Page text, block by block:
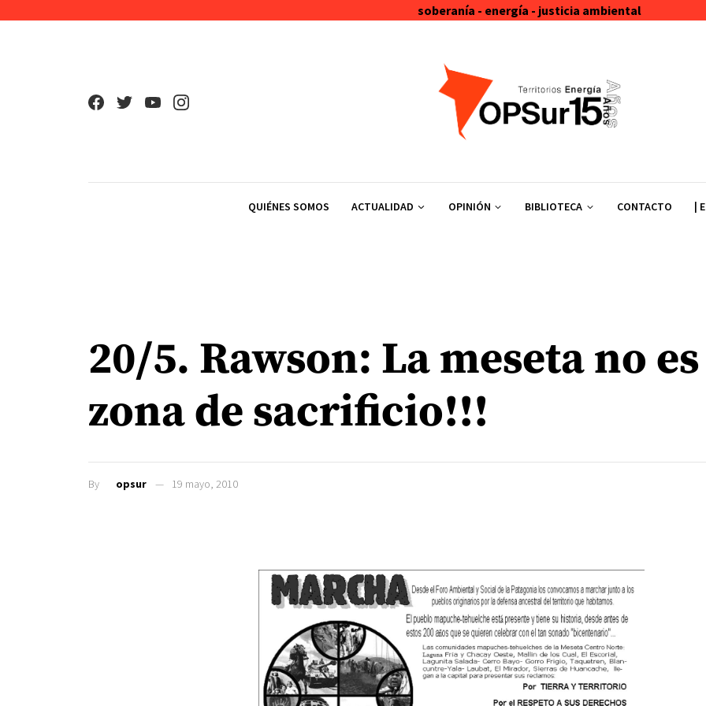
soberanía - energía - justicia ambiental
QUIÉNES SOMOS ACTUALIDAD OPINIÓN BIBLIOTECA CONTACTO |
20/5. Rawson: La meseta no es
zona de sacrificio!!!
By opsur 19 mayo, 2010